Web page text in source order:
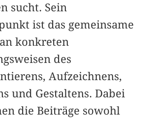
sucht. Sein
ist das gemeinsame
konkreten
des
Aufzeichnens,
und Gestaltens. Dabei
die Beiträge sowohl